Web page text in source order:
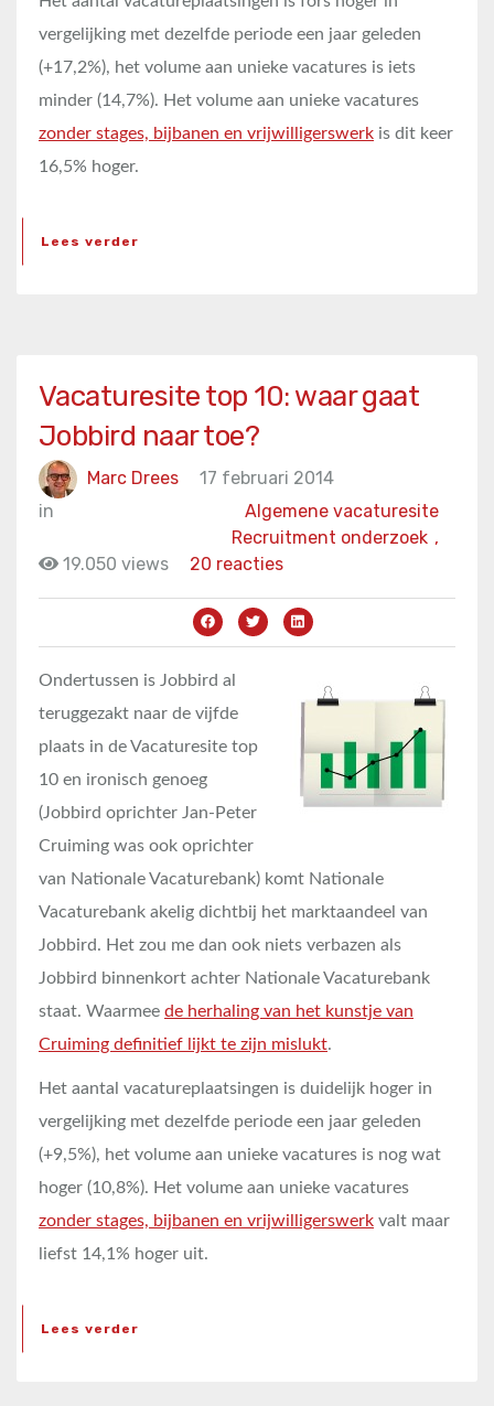
vergelijking met dezelfde periode een jaar geleden
(+17,2%), het volume aan unieke vacatures is iets
minder (14,7%). Het volume aan unieke vacatures
zonder stages, bijbanen en vrijwilligerswerk is dit keer
16,5% hoger.
Lees verder
Vacaturesite top 10: waar gaat
Jobbird naar toe?
Marc Drees
17 februari 2014
in
Algemene vacaturesite
Recruitment onderzoek ,
19.050 views
20 reacties
Ondertussen is Jobbird al
teruggezakt naar de vijfde
plaats in de Vacaturesite top
10 en ironisch genoeg
(Jobbird oprichter Jan-Peter
Cruiming was ook oprichter
van Nationale Vacaturebank) komt Nationale
Vacaturebank akelig dichtbij het marktaandeel van
Jobbird. Het zou me dan ook niets verbazen als
Jobbird binnenkort achter Nationale Vacaturebank
staat. Waarmee de herhaling van het kunstje van
Cruiming definitief lijkt te zijn mislukt.
Het aantal vacatureplaatsingen is duidelijk hoger in
vergelijking met dezelfde periode een jaar geleden
(+9,5%), het volume aan unieke vacatures is nog wat
hoger (10,8%). Het volume aan unieke vacatures
zonder stages, bijbanen en vrijwilligerswerk valt maar
liefst 14,1% hoger uit.
Lees verder